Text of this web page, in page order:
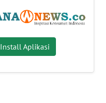
Install Aplikasi